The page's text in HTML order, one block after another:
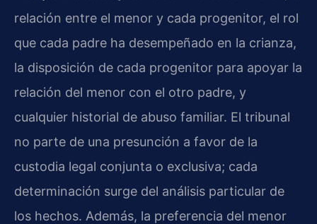
relación entre el menor y cada progenitor, el rol
que cada padre ha desempeñado en la crianza,
la disposición de cada progenitor para apoyar la
relación del menor con el otro padre, y
cualquier historial de abuso familiar. El tribunal
no parte de una presunción a favor de la
custodia legal conjunta o exclusiva; cada
determinación surge del análisis particular de
los hechos. Además, la preferencia del menor